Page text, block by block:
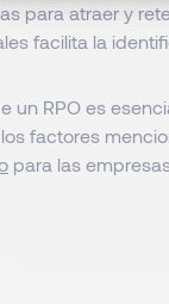
para atraer y
facilita la
un RPO es
factores
para las